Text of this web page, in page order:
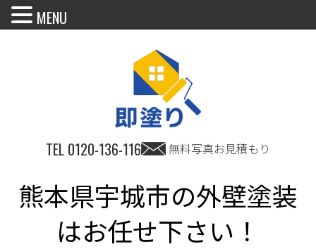
TEL 0120-136-116 無料写真お見積もり
熊本県宇城市の外壁塗装
はお任せ下さい！
MENU